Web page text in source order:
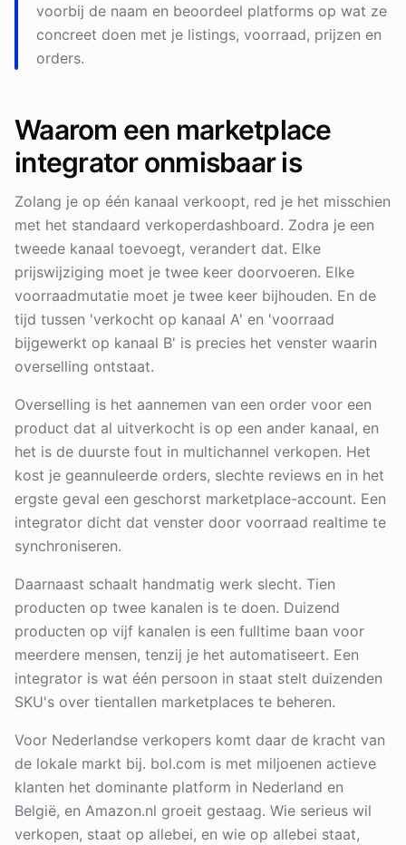
voorbij de naam en beoordeel platforms op wat ze
concreet doen met je listings, voorraad, prijzen en
orders.
Waarom een marketplace
integrator onmisbaar is
Zolang je op één kanaal verkoopt, red je het misschien
met het standaard verkoperdashboard. Zodra je een
tweede kanaal toevoegt, verandert dat. Elke
prijswijziging moet je twee keer doorvoeren. Elke
voorraadmutatie moet je twee keer bijhouden. En de
tijd tussen 'verkocht op kanaal A' en 'voorraad
bijgewerkt op kanaal B' is precies het venster waarin
overselling ontstaat.
Overselling is het aannemen van een order voor een
product dat al uitverkocht is op een ander kanaal, en
het is de duurste fout in multichannel verkopen. Het
kost je geannuleerde orders, slechte reviews en in het
ergste geval een geschorst marketplace-account. Een
integrator dicht dat venster door voorraad realtime te
synchroniseren.
Daarnaast schaalt handmatig werk slecht. Tien
producten op twee kanalen is te doen. Duizend
producten op vijf kanalen is een fulltime baan voor
meerdere mensen, tenzij je het automatiseert. Een
integrator is wat één persoon in staat stelt duizenden
SKU's over tientallen marketplaces te beheren.
Voor Nederlandse verkopers komt daar de kracht van
de lokale markt bij. bol.com is met miljoenen actieve
klanten het dominante platform in Nederland en
België, en Amazon.nl groeit gestaag. Wie serieus wil
verkopen, staat op allebei, en wie op allebei staat,